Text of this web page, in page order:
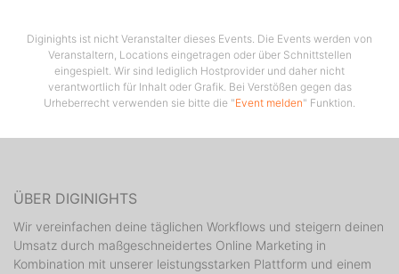
Diginights ist nicht Veranstalter dieses Events. Die Events werden von
Veranstaltern, Locations eingetragen oder über Schnittstellen
eingespielt. Wir sind lediglich Hostprovider und daher nicht
verantwortlich für Inhalt oder Grafik. Bei Verstößen gegen das
Urheberrecht verwenden sie bitte die "Event melden" Funktion.
ÜBER DIGINIGHTS
Wir vereinfachen deine täglichen Workflows und steigern deinen
Umsatz durch maßgeschneidertes Online Marketing in
Kombination mit unserer leistungsstarken Plattform und einem